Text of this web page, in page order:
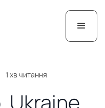
1 хв читання
Ukraine